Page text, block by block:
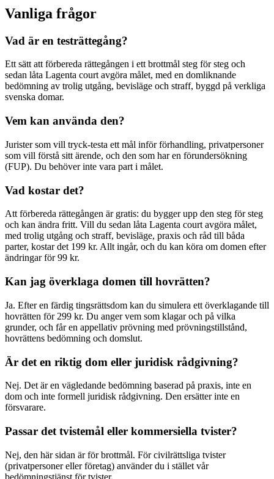
Vanliga frågor
Vad är en testrättegång?
Ett sätt att förbereda rättegången i ett brottmål steg för steg och
sedan låta Lagenta court avgöra målet, med en domliknande
bedömning av trolig utgång, bevisläge och straff, byggd på verkliga
svenska domar.
Vem kan använda den?
Jurister som vill tryck-testa ett mål inför förhandling, privatpersoner
som vill förstå sitt ärende, och den som har en förundersökning
(FUP). Du behöver inte vara part i målet.
Vad kostar det?
Att förbereda rättegången är gratis: du bygger upp den steg för steg
och kan ändra fritt. Vill du sedan låta Lagenta court avgöra målet,
med trolig utgång och straff, bevisläge, praxis och råd till båda
parter, kostar det 199 kr. Allt ingår, och du kan köra om domen efter
ändringar för 99 kr.
Kan jag överklaga domen till hovrätten?
Ja. Efter en färdig tingsrättsdom kan du simulera ett överklagande till
hovrätten för 299 kr. Du anger vem som klagar och på vilka
grunder, och får en appellativ prövning med prövningstillstånd,
hovrättens bedömning och domslut.
Är det en riktig dom eller juridisk rådgivning?
Nej. Det är en vägledande bedömning baserad på praxis, inte en
dom och inte formell juridisk rådgivning. Den ersätter inte en
försvarare.
Passar det tvistemål eller kommersiella tvister?
Nej, den här sidan är för brottmål. För civilrättsliga tvister
(privatpersoner eller företag) använder du i stället vår
bedömningstjänst för tvister.